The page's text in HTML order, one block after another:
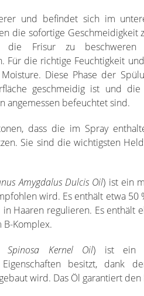
und befindet sich im
die sofortige
die Frisur zu
Für die richtige Feuchtigkeit
Diese Phase der
geschmeidig ist und
angemessen befeuchtet sind.
dass die im Spray
Sie sind die wichtigsten
Amygdalus Dulcis Oil) ist ein
wird. Es enthält etwa 50
Haaren regulieren. Es enthält
B-Komplex.
Spinosa Kernel Oil) ist ein
Eigenschaften besitzt, dank
wird. Das Öl garantiert